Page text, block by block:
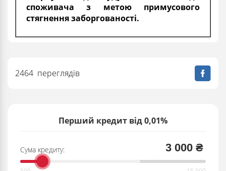
Перший кредит від 0,01%
Сума кредиту: 3 000 ₴
споживача з метою примусового
стягнення заборгованості.
2464 переглядів